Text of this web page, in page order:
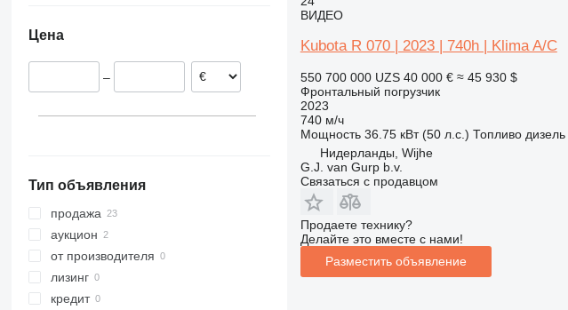
962
988
990
992
F-series
G-series
GC
Чехия
Португалия
Цена
–
Тип объявления
продажа
аукцион
от производителя
лизинг
кредит
ВИДЕО
Kubota R 070 | 2023 | 740h | Klima A/C
550 700 000 UZS 40 000 € ≈ 45 930 $
Фронтальный погрузчик
2023
740 м/ч
Мощность 36.75 кВт (50 л.с.) Топливо дизель
Нидерланды, Wijhe
G.J. van Gurp b.v.
Связаться с продавцом
Продаете технику?
Делайте это вместе с нами!
Разместить объявление